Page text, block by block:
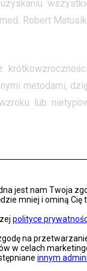
jest nam Twoja
mniej i ominą Cię
polityce
na
w celach
innym
Robert
metodami,
lub
choroby
Lekarz nie
lub choroby
pacjent cierpi
ciąża i cały